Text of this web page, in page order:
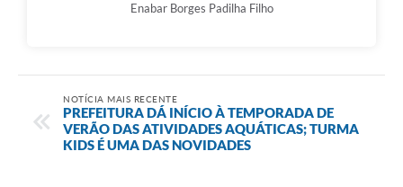
Enabar Borges Padilha Filho
NOTÍCIA MAIS RECENTE
PREFEITURA DÁ INÍCIO À TEMPORADA DE
VERÃO DAS ATIVIDADES AQUÁTICAS; TURMA
KIDS É UMA DAS NOVIDADES